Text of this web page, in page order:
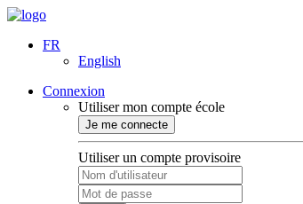
FR
English
Connexion
Utiliser mon compte école
Je me connecte
Utiliser un compte provisoire